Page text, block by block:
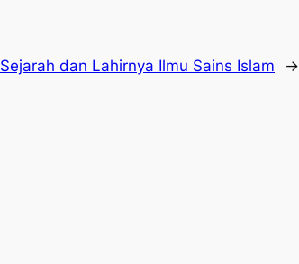
Sejarah dan Lahirnya Ilmu Sains Islam →